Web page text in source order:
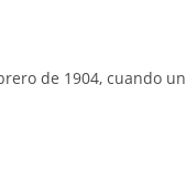
de 1904, cuando un